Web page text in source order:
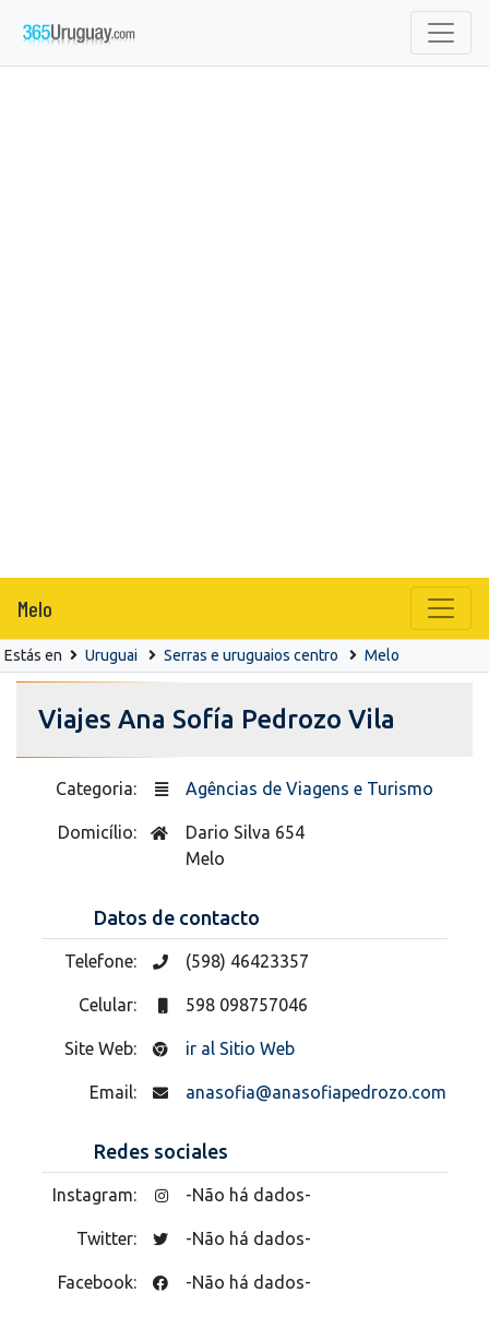
Melo
Estás en Uruguai Serras e uruguaios centro Melo
Viajes Ana Sofía Pedrozo Vila
Categoria: Agências de Viagens e Turismo
Domicílio:
Dario Silva 654
Melo
Datos de contacto
Telefone: (598) 46423357
Celular: 598 098757046
Site Web: ir al Sitio Web
Email: anasofia@anasofiapedrozo.com
Redes sociales
Instagram: -Não há dados-
Twitter: -Não há dados-
Facebook: -Não há dados-